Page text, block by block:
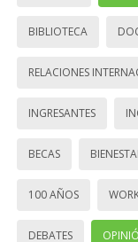
BIBLIOTECA
RELACIONES
INGRESANTES
BECAS
100 AÑOS
DEBATES